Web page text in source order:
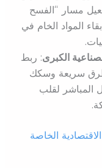
مسار “الفسح
بقاء المواد الخام في
الكبرى: ربط
طرق سريعة وسكك
المباشر لقلب
الخاصة